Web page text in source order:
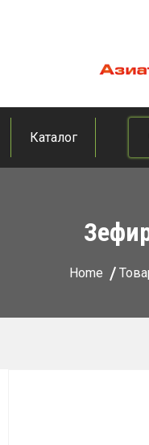
Азиатская лавка
Продукты из восточно-
Каталог
Home